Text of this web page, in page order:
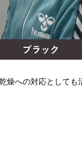
燥への対応としても